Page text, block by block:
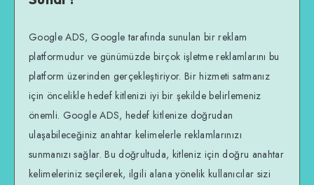
Google ADS, Google tarafında sunulan bir reklam
platformudur ve günümüzde birçok işletme reklamlarını bu
platform üzerinden gerçekleştiriyor. Bir hizmeti satmanız
için öncelikle hedef kitlenizi iyi bir şekilde belirlemeniz
önemli. Google ADS, hedef kitlenize doğrudan
ulaşabileceğiniz anahtar kelimelerle reklamlarınızı
sunmanızı sağlar. Bu doğrultuda, kitleniz için doğru anahtar
kelimeleriniz seçilerek, ilgili alana yönelik kullanıcılar sizi